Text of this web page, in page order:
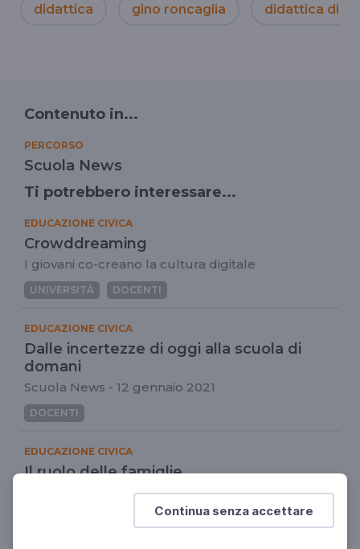
Continua senza accettare
didattica gino roncaglia didattica
Contenuto in...
PERCORSO
Scuola News
Ti potrebbero interessare...
EDUCAZIONE CIVICA
Crowddreaming
I giovani co-creano la cultura digitale
UNIVERSITÀ DOCENTI
EDUCAZIONE CIVICA
Dalle incertezze di oggi alla scuola di
domani
Scuola News - 12 gennaio 2021
DOCENTI
EDUCAZIONE CIVICA
Il ruolo delle famiglie
Scuola News - 19 gennaio 2021